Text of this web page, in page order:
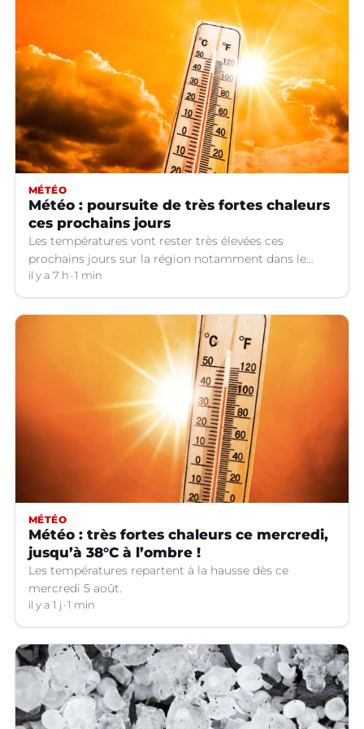
MÉTÉO
Météo : poursuite de très fortes chaleurs
ces prochains jours
Les températures vont rester très élevées ces
prochains jours sur la région notamment dans le
Languedoc.
il y a 7 h 1 min
MÉTÉO
Météo : très fortes chaleurs ce mercredi,
jusqu’à 38°C à l’ombre !
Les températures repartent à la hausse dès ce
mercredi 5 août.
il y a 1 j 1 min